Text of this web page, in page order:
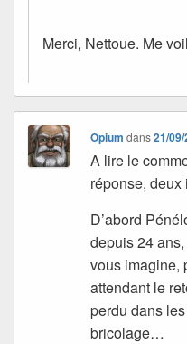
Merci, Nettoue. Me
Opium dans21/
A lire le
réponse,
D’abord
depuis 24
vous imagine,
attendant le
perdu dans
bricolage…